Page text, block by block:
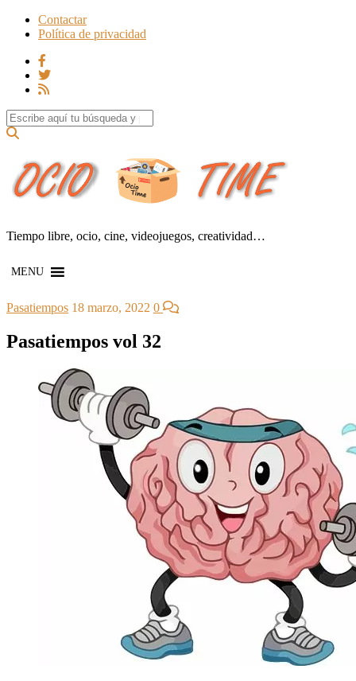
Contactar
Política de privacidad
Search for:
Tiempo libre, ocio, cine, videojuegos, creatividad…
MENU
Pasatiempos 18 marzo, 2022 0
Pasatiempos vol 32